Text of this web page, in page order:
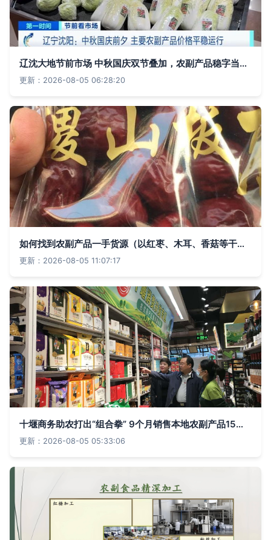
辽沈大地节前市场 中秋国庆双节叠加，农副产品稳字当头运行记
更新：2026-08-05 06:28:20
如何找到农副产品一手货源（以红枣、木耳、香菇等干货为例）
更新：2026-08-05 11:07:17
十堰商务助农打出“组合拳” 9个月销售本地农副产品15亿元的实践与启示
更新：2026-08-05 05:33:06